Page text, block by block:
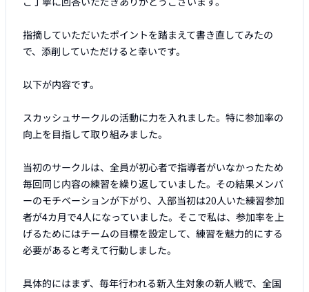
指摘していただいたポイントを踏まえて書き直してみたの
で、添削していただけると幸いです。
以下が内容です。
スカッシュサークルの活動に力を入れました。特に参加率の
向上を目指して取り組みました。
当初のサークルは、全員が初心者で指導者がいなかったため
毎回同じ内容の練習を繰り返していました。その結果メンバ
ーのモチベーションが下がり、入部当初は20人いた練習参加
者が4カ月で4人になっていました。そこで私は、参加率を上
げるためにはチームの目標を設定して、練習を魅力的にする
必要があると考えて行動しました。
具体的にはまず、毎年行われる新入生対象の新人戦で、全国